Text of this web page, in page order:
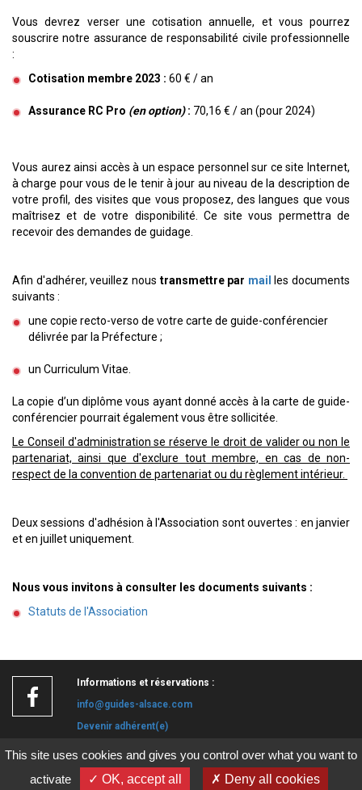
Vous devrez verser une cotisation annuelle, et vous pourrez
souscrire notre assurance de responsabilité civile professionnelle
:
Cotisation membre 2023 : 60 € / an
Assurance RC Pro (en option): 70,16 € / an (pour 2024)
Vous aurez ainsi accès à un espace personnel sur ce site Internet,
à charge pour vous de le tenir à jour au niveau de la description de
votre profil, des visites que vous proposez, des langues que vous
maîtrisez et de votre disponibilité. Ce site vous permettra de
recevoir des demandes de guidage.
Afin d'adhérer, veuillez nous transmettre par mail
les documents
suivants :
une copie recto-verso de votre carte de guide-conférencier
délivrée par la Préfecture ;
un Curriculum Vitae.
La copie d’un diplôme vous ayant donné accès à la carte de guide-
conférencier pourrait également vous être sollicitée.
Le Conseil d'administration se réserve le droit de valider ou non le
partenariat, ainsi que d'exclure tout membre, en cas de non-
respect de la convention de partenariat ou du règlement intérieur.
Deux sessions d'adhésion à l'Association sont ouvertes : en janvier
et en juillet uniquement.
Nous vous invitons à consulter les documents suivants :
Statuts de l'Association
Informations et réservations :
info@guides-alsace.com
Devenir adhérent(e)
Mentions légales Plan du site CGV
Politique de confidentialité
This site uses cookies and gives you control over what you want to
activate
✓ OK, accept all ✗ Deny all cookies